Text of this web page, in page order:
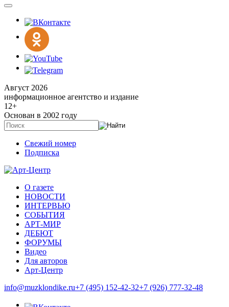
Август 2026
информационное агентство и издание
12+
Основан в 2002 году
Свежий номер
Подписка
О газете
НОВОСТИ
ИНТЕРВЬЮ
СОБЫТИЯ
АРТ-МИР
ДЕБЮТ
ФОРУМЫ
Видео
Для авторов
Арт-Центр
info@muzklondike.ru+7 (495) 152-42-32+7 (926) 777-32-48